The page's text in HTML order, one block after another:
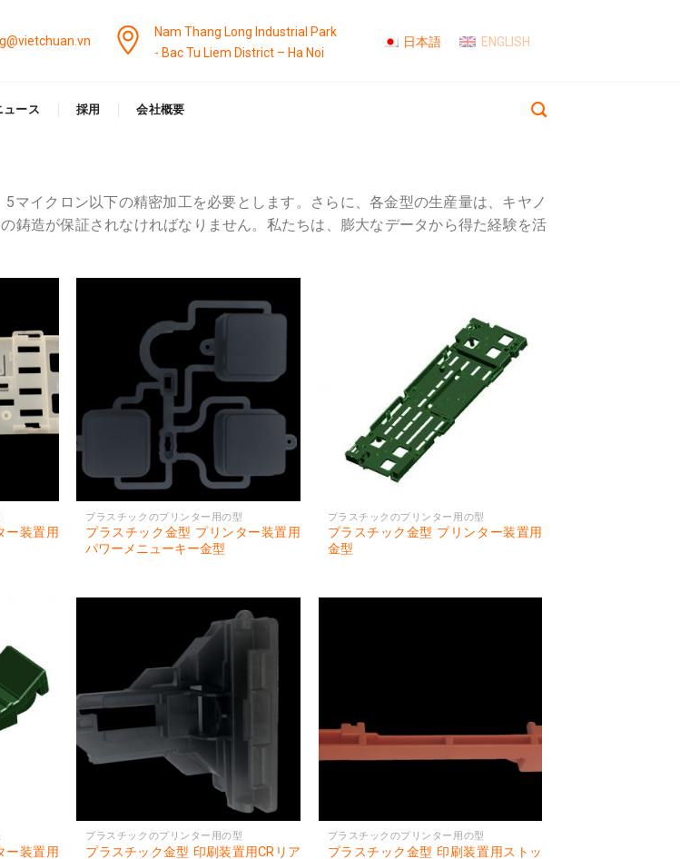
Nam Thang Long Industrial Park
- Bac Tu Liem District – Ha Noi
日本語 ENGLISH
ュース 採用 会社概要
マイクロン以下の精密加工を必要とします。さらに、各金型の生産量は、キヤノ
鋳造が保証されなければなりません。私たちは、膨大なデータから得た経験を活
ー装置用
プラスチックのプリンター用の型
プラスチック金型 プリンター装置用
パワーメニューキー金型
プラスチックのプリンター用の型
プラスチック金型 プリンター装置用
金型
ー装置用
プラスチックのプリンター用の型
プラスチック金型 印刷装置用CRリア
プラスチックのプリンター用の型
プラスチック金型 印刷装置用ストッ